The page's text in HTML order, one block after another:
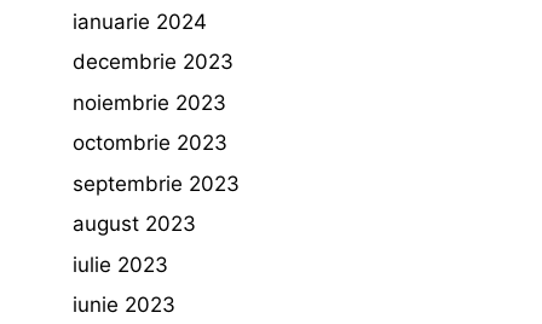
ianuarie 2024
decembrie 2023
noiembrie 2023
octombrie 2023
septembrie 2023
august 2023
iulie 2023
iunie 2023